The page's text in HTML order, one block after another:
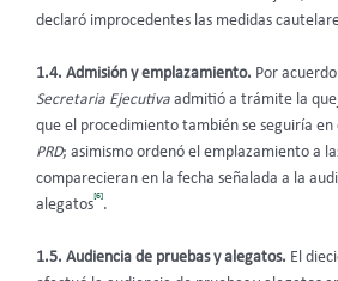
declaró improcedentes las medidas
1.4. Admisión y emplazamiento. Por
Secretaria Ejecutiva admitió a trámite la
que el procedimiento también se seguiría en
PRD; asimismo ordenó el emplazamiento a
comparecieran en la fecha señalada a la
alegatos
[6]
.
1.5. Audiencia de pruebas y alegatos. El